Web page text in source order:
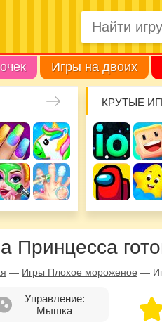
Игры на двоих
КРУТЫЕ
Принцесса
— Игры Плохое мороженое —
Управление:
Мышка